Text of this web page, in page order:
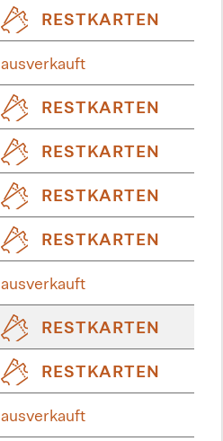
RESTKARTEN
ausverkauft
RESTKARTEN
RESTKARTEN
RESTKARTEN
RESTKARTEN
ausverkauft
RESTKARTEN
RESTKARTEN
ausverkauft